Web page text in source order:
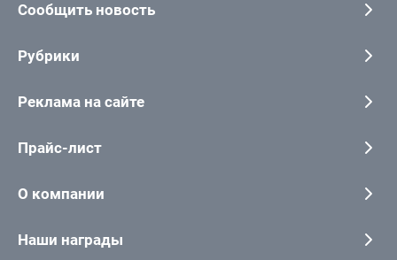
Сообщить новость
Рубрики
Реклама на сайте
Прайс-лист
О компании
Наши награды